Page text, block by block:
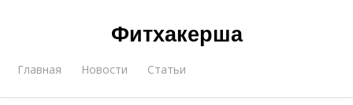
Фитхакерша
Главная Новости Статьи